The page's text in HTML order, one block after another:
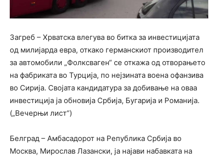
Загреб – Хрватска влегува во битка за инвестицијата
од милијарда евра, откако германскиот производител
за автомобили „Фолксваген“ се откажа од отворањето
на фабриката во Турција, по нејзината воена офанзива
во Сирија. Својата кандидатура за добивање на оваа
инвестиција ја обновија Србија, Бугарија и Романија.
(„Вечерњи лист“)
Белград – Амбасадорот на Република Србија во
Москва, Мирослав Лазански, ја најави набавката на